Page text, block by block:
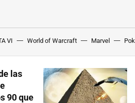
VI World of Warcraft Marvel
las
90 que